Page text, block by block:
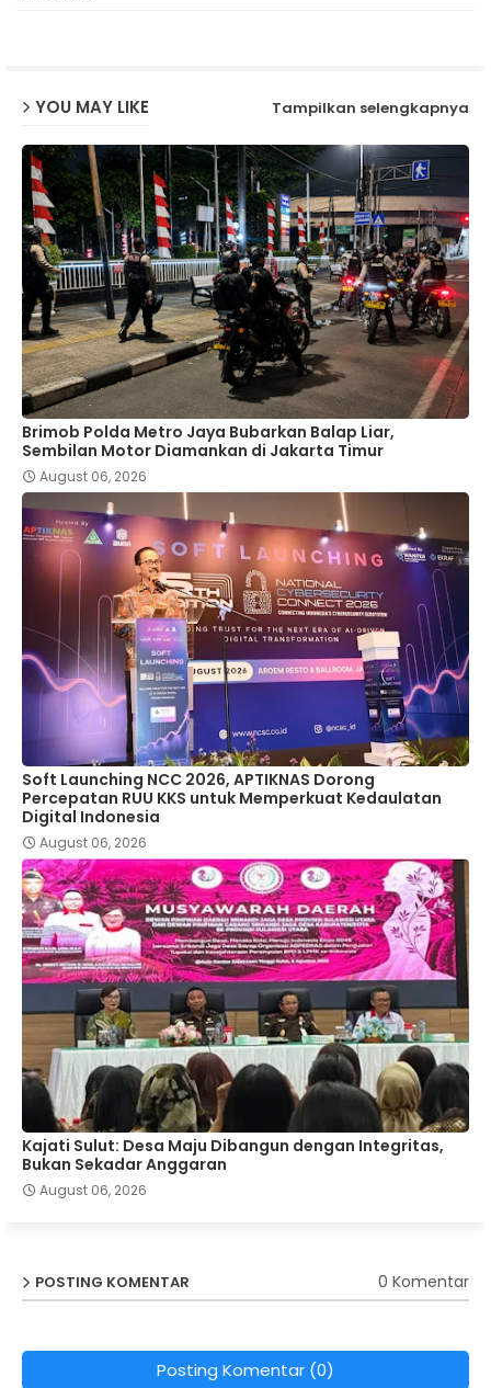
YOU MAY LIKE Tampilkan selengkapnya
Brimob Polda Metro Jaya Bubarkan Balap Liar,
Sembilan Motor Diamankan di Jakarta Timur
August 06, 2026
Soft Launching NCC 2026, APTIKNAS Dorong
Percepatan RUU KKS untuk Memperkuat Kedaulatan
Digital Indonesia
August 06, 2026
Kajati Sulut: Desa Maju Dibangun dengan Integritas,
Bukan Sekadar Anggaran
August 06, 2026
POSTING KOMENTAR 0 Komentar
Posting Komentar (0)